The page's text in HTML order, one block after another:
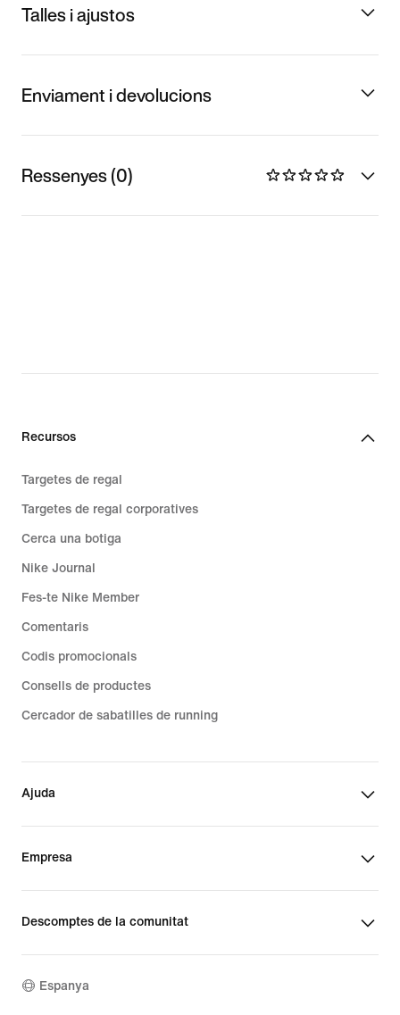
Talles i ajustos
Enviament i devolucions
Ressenyes (0)
Recursos
Targetes de regal
Targetes de regal corporatives
Cerca una botiga
Nike Journal
Fes-te Nike Member
Comentaris
Codis promocionals
Consells de productes
Cercador de sabatilles de running
Ajuda
Empresa
Descomptes de la comunitat
Espanya